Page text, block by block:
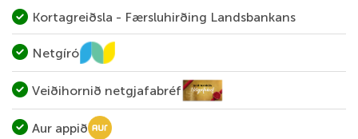
Kortagreiðsla - Færsluhirðing Landsbankans
Netgíró
Veiðihornið netgjafabréf
Aur appið